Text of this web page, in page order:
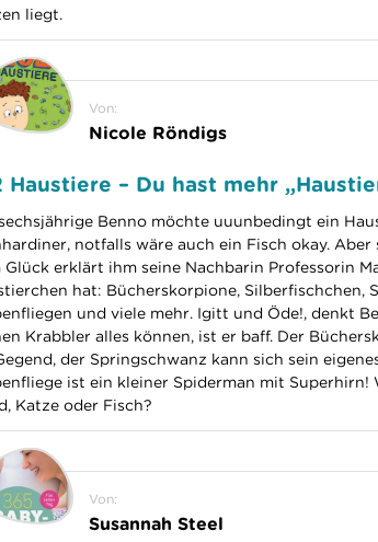
liegt.
Von:
Nicole Röndigs
Haustiere – Du hast mehr
Benno möchte uuunbedingt ein
notfalls wäre auch ein Fisch okay.
Glück erklärt ihm seine Nachbarin Professorin
hat: Bücherskorpione, Silberfischchen,
und viele mehr. Igitt und Öde!, denkt
Krabbler alles können, ist er baff. Der
der Springschwanz kann sich sein
ist ein kleiner Spiderman mit Superhirn!
Katze oder Fisch?
Von:
Susannah Steel